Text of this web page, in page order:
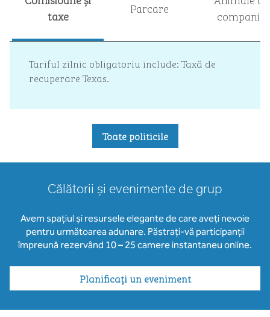
taxe
Parcare
companie
Tariful zilnic obligatoriu include: Taxă de
recuperare Texas.
Toate politicile
Călătorii și evenimente de grup
Avem spațiul și resursele elegante de care aveți nevoie
pentru următoarea adunare. Păstrați-vă participanții
împreună rezervând 10 – 25 camere instantaneu online.
Planificați un eveniment